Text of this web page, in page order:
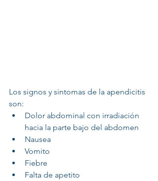
Los signos y sintomas de la apendicitis
son:
Dolor abdominal con irradiación
hacia la parte bajo del abdomen
Nausea
Vomito
Fiebre
Falta de apetito